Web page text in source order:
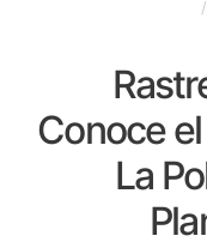
Conoce
La